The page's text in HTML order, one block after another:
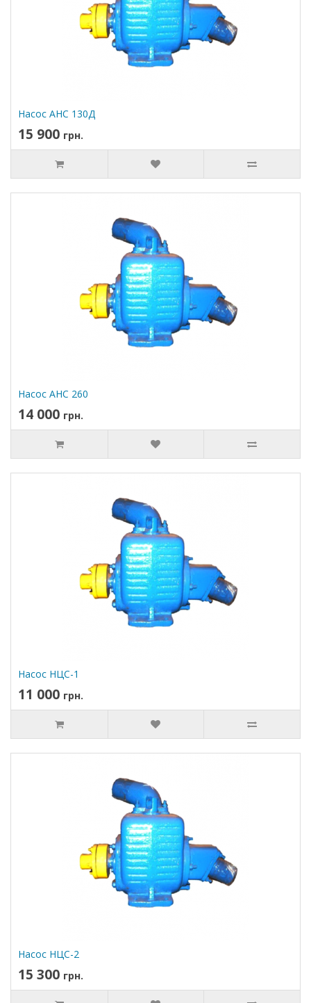
Насос АНС 130Д
15 900 грн.
Насос АНС 260
14 000 грн.
Насос НЦС-1
11 000 грн.
Насос НЦС-2
15 300 грн.